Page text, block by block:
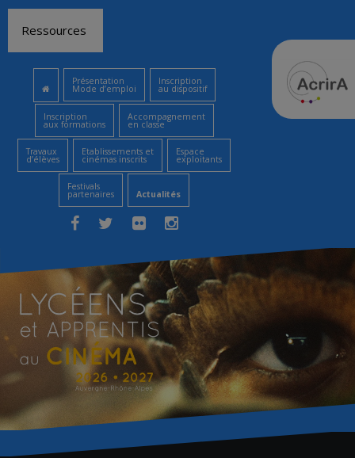
contenu
Ressources
Présentation
Mode d’emploi
Inscription
au dispositif
Inscription
aux formations
Accompagnement
en classe
Travaux
d’élèves
Etablissements et
cinémas inscrits
Espace
exploitants
Festivals
partenaires Actualités